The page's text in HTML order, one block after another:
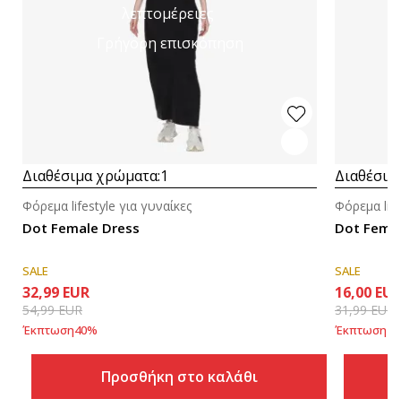
λεπτομέρειες
Γρήγορη επισκόπηση
Διαθέσιμα χρώματα:1
Dot Female Dress
Φόρεμα lifestyle για γυναίκες
SALE
32,99 EUR
54,99EUR
Έκπτωση40%
Προσθήκη στο καλάθι
Dot
Φόρεμα
SALE
16,00 EUR
31,99EUR
Έκπτωση